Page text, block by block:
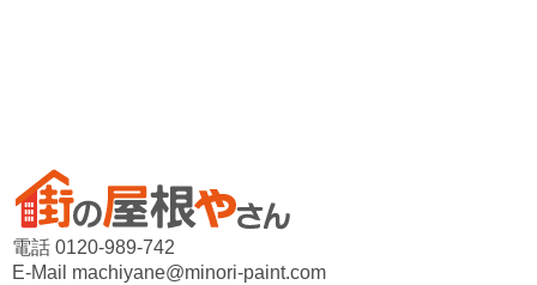
電話 0120-989-742
E-Mail machiyane@minori-paint.com